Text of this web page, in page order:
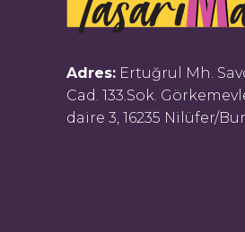
Adres: Ertuğrul Mh.
Cad. 133.Sok.
daire 3, 16235 Nilüfer/